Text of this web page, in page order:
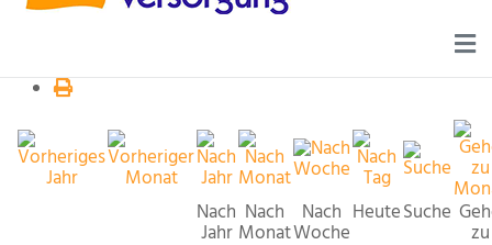
Nach
Jahr
Nach
Monat
Nach
Woche
HeuteSuche
zu